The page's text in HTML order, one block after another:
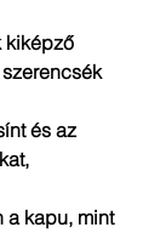
kiképző
és az
a kapu, mint